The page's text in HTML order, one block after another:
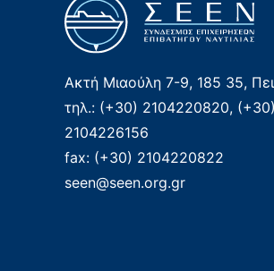
Ακτή Μιαούλη 7-9, 185 35,
τηλ.: (+30) 2104220820, (+30)
2104226156
fax: (+30) 2104220822
seen@seen.org.gr